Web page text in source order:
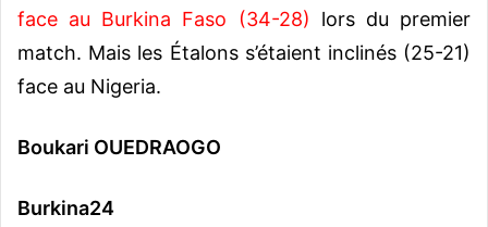
face au Burkina Faso (34-28) lors du premier
match. Mais les Étalons s’étaient inclinés (25-21)
face au Nigeria.
Boukari OUEDRAOGO
Burkina24